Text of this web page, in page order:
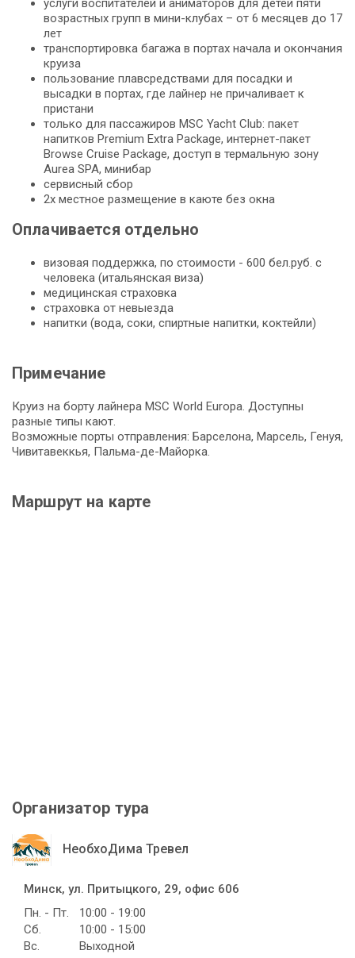
возрастных групп в мини-клубах – от 6 месяцев до 17
лет
транспортировка багажа в портах начала и окончания
круиза
пользование плавсредствами для посадки и
высадки в портах, где лайнер не причаливает к
пристани
только для пассажиров MSC Yacht Club: пакет
напитков Premium Extra Package, интернет-пакет
Browse Cruise Package, доступ в термальную зону
Aurea SPA, минибар
сервисный сбор
2х местное размещение в каюте без окна
Оплачивается отдельно
визовая поддержка, по стоимости - 600 бел.руб. с
человека (итальянская виза)
медицинская страховка
страховка от невыезда
напитки (вода, соки, спиртные напитки, коктейли)
Примечание
Круиз на борту лайнера MSC World Europa. Доступны
разные типы кают.
Возможные порты отправления: Барселона, Марсель, Генуя,
Чивитавеккья, Пальма-де-Майорка.
Маршрут на карте
Организатор тура
НеобхоДима Тревел
Минск, ул. Притыцкого, 29, офис 606
Пн. - Пт.
10:00 - 19:00
Сб.
10:00 - 15:00
Вс.
Выходной